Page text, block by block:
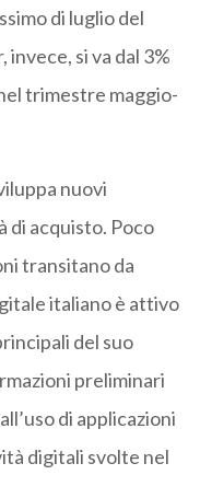
di luglio del
si va dal 3%
trimestre maggio-
nuovi
di acquisto. Poco
transitano da
italiano è attivo
del suo
preliminari
di applicazioni
digitali svolte nel